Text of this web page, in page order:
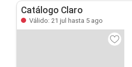
Catálogo Claro
Válido: 21 jul hasta 5 ago